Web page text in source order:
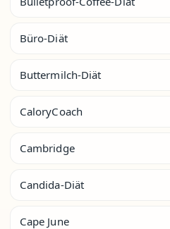
Büro-Diät
Buttermilch-Diät
CaloryCoach
Cambridge
Candida-Diät
Cape June